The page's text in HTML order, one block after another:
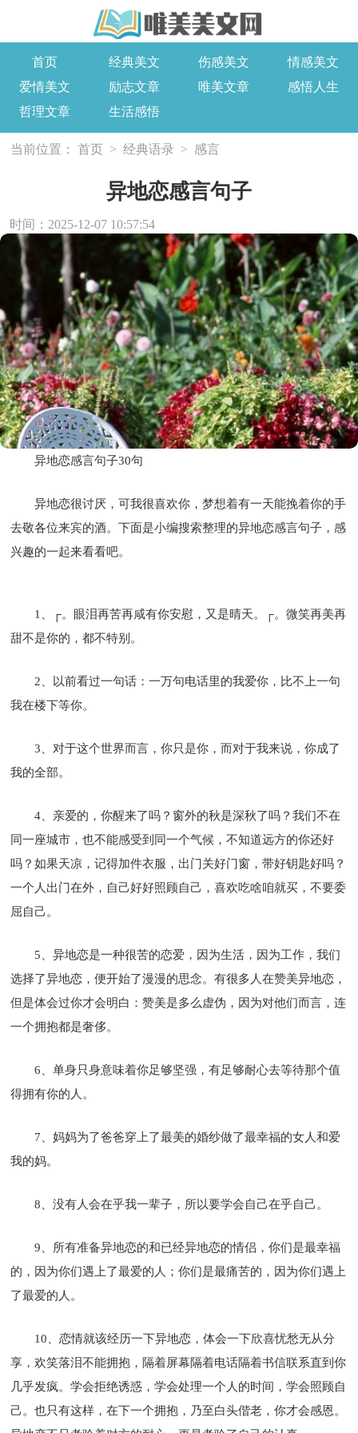
首页 经典美文 伤感美文
情感美文
爱情美文
励志文章 唯美文章
感悟人生
哲理文章
生活感悟
当前位置： 首页 > 经典语录 > 感言
异地恋感言句子
时间：2025-12-07 10:57:54
异地恋感言句子30句
异地恋很讨厌，可我很喜欢你，梦想着有一天能挽着你的手
去敬各位来宾的酒。下面是小编搜索整理的异地恋感言句子，感
兴趣的一起来看看吧。
1、┌。眼泪再苦再咸有你安慰，又是晴天。┌。微笑再美再
甜不是你的，都不特别。
2、以前看过一句话：一万句电话里的我爱你，比不上一句
我在楼下等你。
3、对于这个世界而言，你只是你，而对于我来说，你成了
我的全部。
4、亲爱的，你醒来了吗？窗外的秋是深秋了吗？我们不在
同一座城市，也不能感受到同一个气候，不知道远方的你还好
吗？如果天凉，记得加件衣服，出门关好门窗，带好钥匙好吗？
一个人出门在外，自己好好照顾自己，喜欢吃啥咱就买，不要委
屈自己。
5、异地恋是一种很苦的恋爱，因为生活，因为工作，我们
选择了异地恋，便开始了漫漫的思念。有很多人在赞美异地恋，
但是体会过你才会明白：赞美是多么虚伪，因为对他们而言，连
一个拥抱都是奢侈。
6、单身只身意味着你足够坚强，有足够耐心去等待那个值
得拥有你的人。
7、妈妈为了爸爸穿上了最美的婚纱做了最幸福的女人和爱
我的妈。
8、没有人会在乎我一辈子，所以要学会自己在乎自己。
9、所有准备异地恋的和已经异地恋的情侣，你们是最幸福
的，因为你们遇上了最爱的人；你们是最痛苦的，因为你们遇上
了最爱的人。
10、恋情就该经历一下异地恋，体会一下欣喜忧愁无从分
享，欢笑落泪不能拥抱，隔着屏幕隔着电话隔着书信联系直到你
几乎发疯。学会拒绝诱惑，学会处理一个人的时间，学会照顾自
己。也只有这样，在下一个拥抱，乃至白头偕老，你才会感恩。